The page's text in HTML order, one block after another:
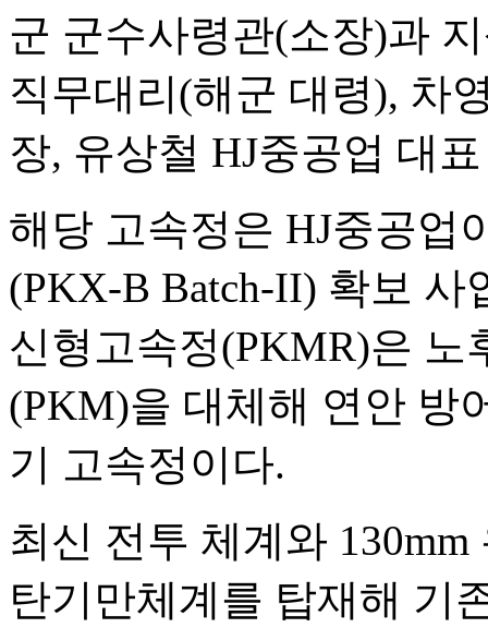
군 군수사령관(소장)과
직무대리(해군 대령), 차
장, 유상철 HJ중공업 대
해당 고속정은 HJ중공업
(PKX-B Batch-II) 확보 사
신형고속정(PKMR)은 노
(PKM)을 대체해 연안 방
기 고속정이다.
최신 전투 체계와
탄기만체계를 탑재해 기